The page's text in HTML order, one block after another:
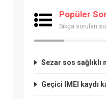
Popüler
Sıkça sorulan
Sezar sos sağlıklı
Geçici IMEI kaydı